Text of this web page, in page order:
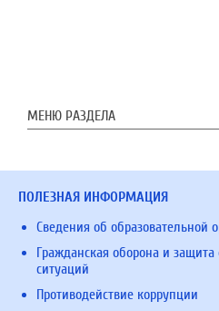
МЕНЮ РАЗДЕЛА
ПОЛЕЗНАЯ ИНФОРМАЦИЯ
Сведения об образовательной
Гражданская оборона и
ситуаций
Противодействие коррупции